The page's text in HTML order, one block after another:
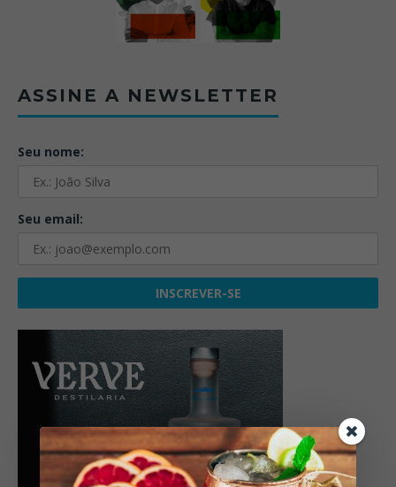
ASSINE A NEWSLETTER
Seu nome:
Seu email: